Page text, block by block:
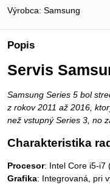
Výrobca: Samsung
Popis
Servis
Samsung Series 5 bol
z rokov 2011 až 2016,
než vstupný Series 3, no
Charakteristika
Procesor: Intel Core i5-i7
Grafika: Integrovaná, pri